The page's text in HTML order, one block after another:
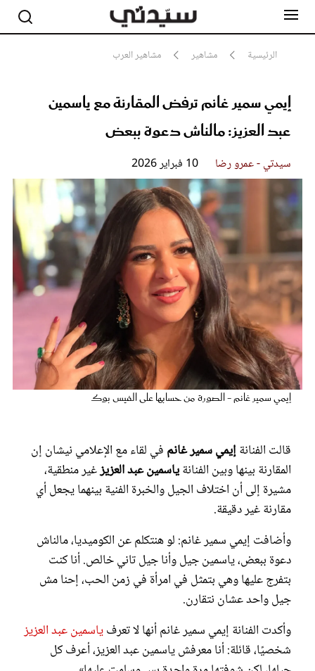
الرئيسية مشاهير مشاهير العرب
إيمي سمير غانم ترفض المقارنة مع ياسمين
عبد العزيز: مالناش دعوة ببعض
سيدتي - عمرو رضا 10 فبراير 2026
إيمي سمير غانم - الصورة من حسابها على الفيس بوك
قالت الفنانةإيمي سمير غانم في لقاء مع الإعلامي نيشان إن
المقارنة بينها وبين الفنانةياسمين عبد العزيزغير منطقية،
مشيرة إلى أن اختلاف الجيل والخبرة الفنية بينهما يجعل أي
مقارنة غير دقيقة.
وأضافت إيمي سمير غانم: لو هنتكلم عن الكوميديا، مالناش
دعوة ببعض، ياسمين جيل وأنا جيل تاني خالص. أنا كنت
بتفرج عليها وهي بتمثل في امرأة في زمن الحب، إحنا مش
جيل واحد عشان نتقارن.
وأكدت الفنانة إيمي سمير غانم أنها لا تعرفياسمين عبد العزيز
شخصيًا، قائلة: أنا معرفش ياسمين عبد العزيز، أعرف كل
مشاهير
أناقة
جمال
سيدتي وطفلك
لايف ستايل
بلس+
فيديو
مطبخ سيدتي
مقالات الرأي
ستايل
تقارير
عروس سيدتي
غلاف رفمي